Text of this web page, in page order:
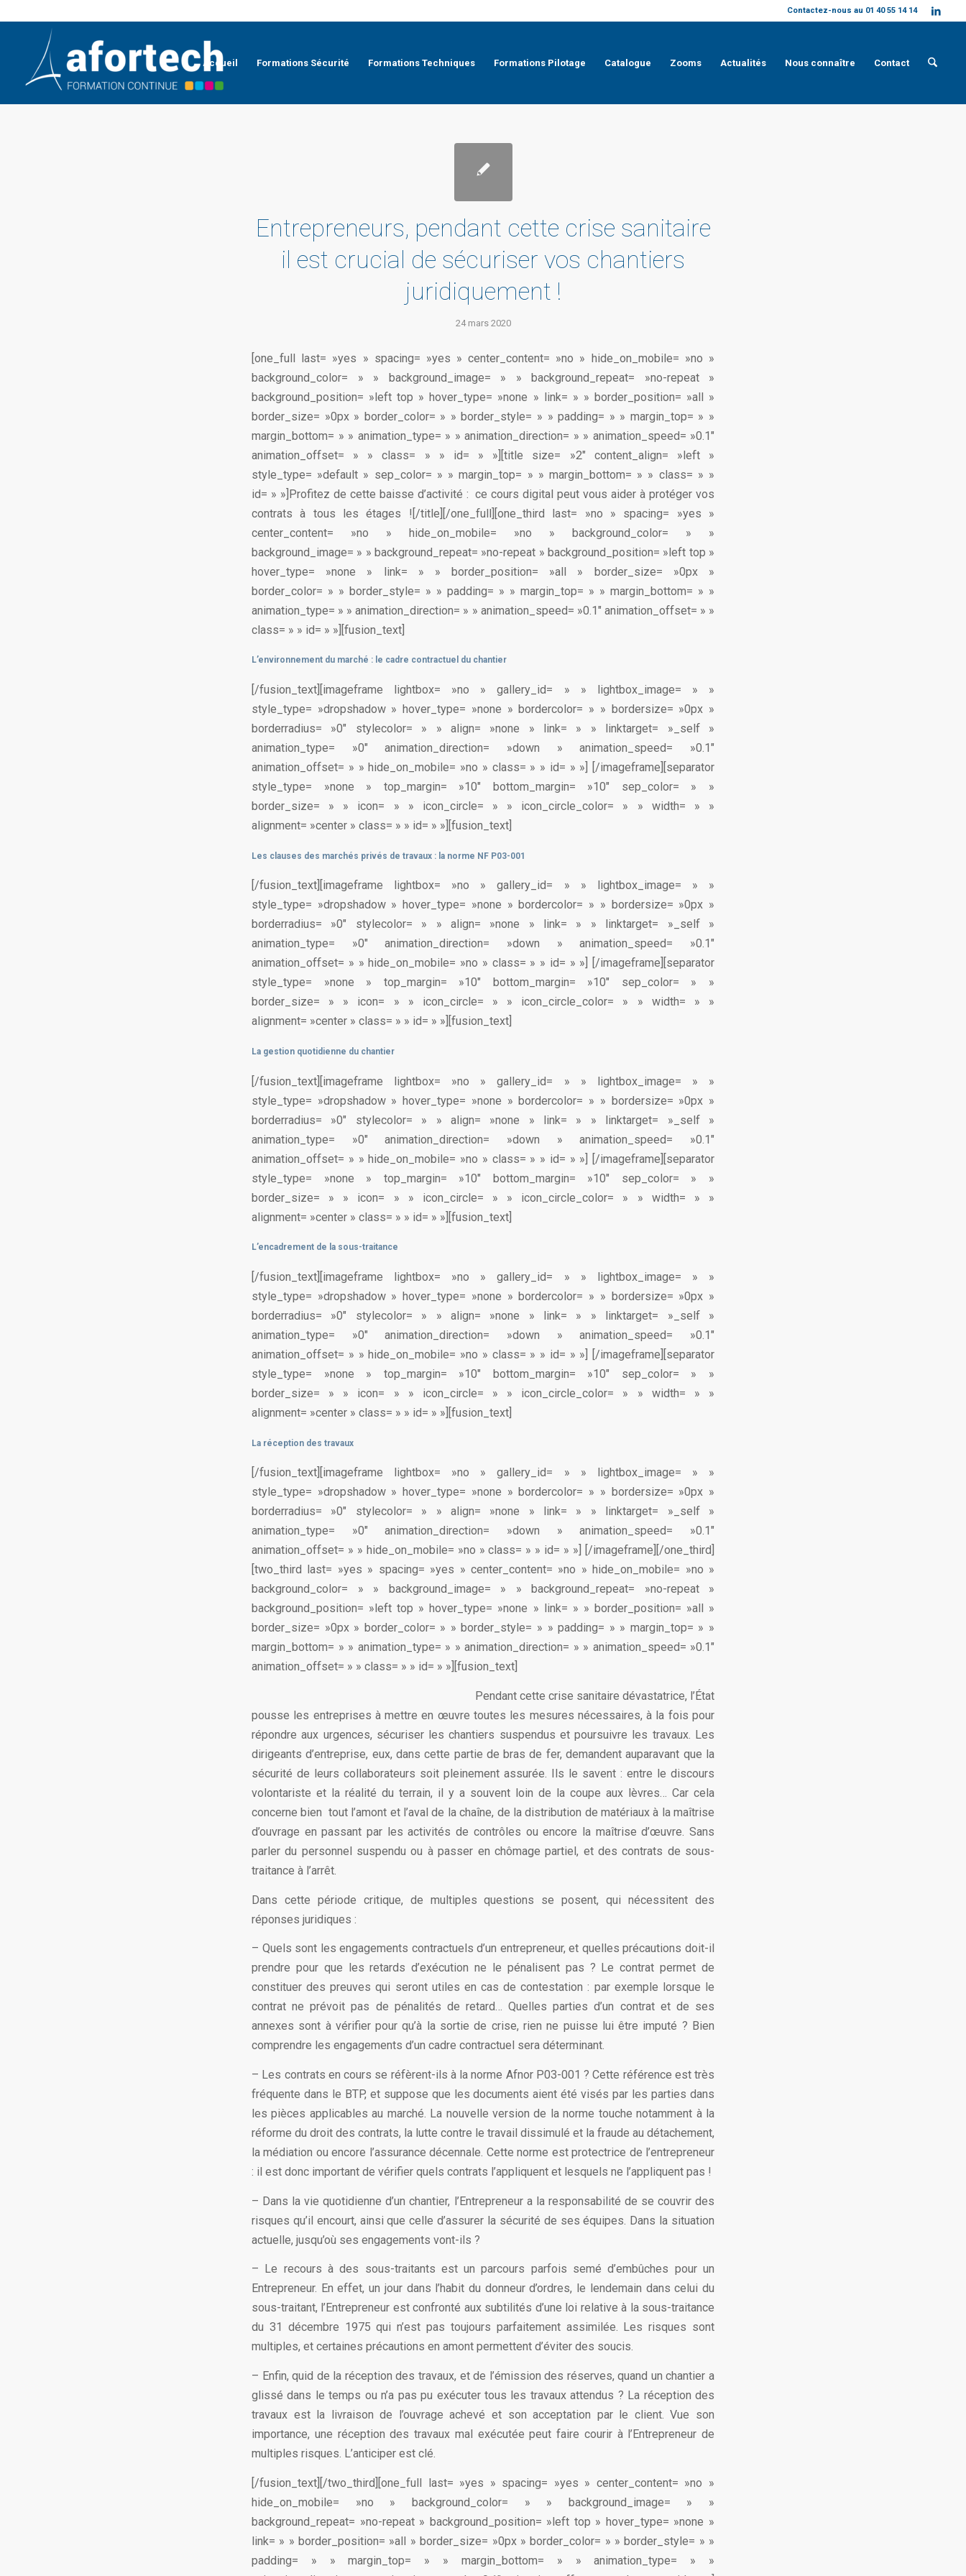
Contactez-nous au 01 40 55 14 14
Accueil Formations Sécurité Formations Techniques Formations Pilotage Catalogue Zooms Actualités Nous connaître Contact
Entrepreneurs, pendant cette crise sanitaire
il est crucial de sécuriser vos chantiers
juridiquement !
24 mars 2020
[one_full last= »yes » spacing= »yes » center_content= »no » hide_on_mobile= »no »
background_color= » » background_image= » » background_repeat= »no-repeat »
background_position= »left top » hover_type= »none » link= » » border_position= »all »
border_size= »0px » border_color= » » border_style= » » padding= » » margin_top= » »
margin_bottom= » » animation_type= » » animation_direction= » » animation_speed= »0.1″
animation_offset= » » class= » » id= » »][title size= »2″ content_align= »left »
style_type= »default » sep_color= » » margin_top= » » margin_bottom= » » class= » »
id= » »]Profitez de cette baisse d’activité : ce cours digital peut vous aider à protéger vos
contrats à tous les étages ![/title][/one_full][one_third last= »no » spacing= »yes »
center_content= »no » hide_on_mobile= »no » background_color= » »
background_image= » » background_repeat= »no-repeat » background_position= »left top »
hover_type= »none » link= » » border_position= »all » border_size= »0px »
border_color= » » border_style= » » padding= » » margin_top= » » margin_bottom= » »
animation_type= » » animation_direction= » » animation_speed= »0.1″ animation_offset= » »
class= » » id= » »][fusion_text]
L’environnement du marché : le cadre contractuel du chantier
[/fusion_text][imageframe lightbox= »no » gallery_id= » » lightbox_image= » »
style_type= »dropshadow » hover_type= »none » bordercolor= » » bordersize= »0px »
borderradius= »0″ stylecolor= » » align= »none » link= » » linktarget= »_self »
animation_type= »0″ animation_direction= »down » animation_speed= »0.1″
animation_offset= » » hide_on_mobile= »no » class= » » id= » »] [/imageframe][separator
style_type= »none » top_margin= »10″ bottom_margin= »10″ sep_color= » »
border_size= » » icon= » » icon_circle= » » icon_circle_color= » » width= » »
alignment= »center » class= » » id= » »][fusion_text]
Les clauses des marchés privés de travaux : la norme NF P03-001
[/fusion_text][imageframe lightbox= »no » gallery_id= » » lightbox_image= » »
style_type= »dropshadow » hover_type= »none » bordercolor= » » bordersize= »0px »
borderradius= »0″ stylecolor= » » align= »none » link= » » linktarget= »_self »
animation_type= »0″ animation_direction= »down » animation_speed= »0.1″
animation_offset= » » hide_on_mobile= »no » class= » » id= » »]
[/imageframe][separator
style_type= »none » top_margin= »10″ bottom_margin= »10″ sep_color= » »
border_size= » » icon= » » icon_circle= » » icon_circle_color= » » width= » »
alignment= »center » class= » » id= » »][fusion_text]
La gestion quotidienne du chantier
[/fusion_text][imageframe lightbox= »no » gallery_id= » » lightbox_image= » »
style_type= »dropshadow » hover_type= »none » bordercolor= » » bordersize= »0px »
borderradius= »0″ stylecolor= » » align= »none » link= » » linktarget= »_self »
animation_type= »0″ animation_direction= »down » animation_speed= »0.1″
animation_offset= » » hide_on_mobile= »no » class= » » id= » »] [/imageframe][separator
style_type= »none » top_margin= »10″ bottom_margin= »10″ sep_color= » »
border_size= » » icon= » » icon_circle= » » icon_circle_color= » » width= » »
alignment= »center » class= » » id= » »][fusion_text]
L’encadrement de la sous-traitance
[/fusion_text][imageframe lightbox= »no » gallery_id= » » lightbox_image= » »
style_type= »dropshadow » hover_type= »none » bordercolor= » » bordersize= »0px »
borderradius= »0″ stylecolor= » » align= »none » link= » » linktarget= »_self »
animation_type= »0″ animation_direction= »down » animation_speed= »0.1″
animation_offset= » » hide_on_mobile= »no » class= » » id= » »] [/imageframe][separator
style_type= »none » top_margin= »10″ bottom_margin= »10″ sep_color= » »
border_size= » » icon= » » icon_circle= » » icon_circle_color= » » width= » »
alignment= »center » class= » » id= » »][fusion_text]
La réception des travaux
[/fusion_text][imageframe lightbox= »no » gallery_id= » » lightbox_image= » »
style_type= »dropshadow » hover_type= »none » bordercolor= » » bordersize= »0px »
borderradius= »0″ stylecolor= » » align= »none » link= » » linktarget= »_self »
animation_type= »0″ animation_direction= »down » animation_speed= »0.1″
animation_offset= » » hide_on_mobile= »no » class= » » id= » »]
[/imageframe][/one_third]
[two_third last= »yes » spacing= »yes » center_content= »no » hide_on_mobile= »no »
background_color= » » background_image= » » background_repeat= »no-repeat »
background_position= »left top » hover_type= »none » link= » » border_position= »all »
border_size= »0px » border_color= » » border_style= » » padding= » » margin_top= » »
margin_bottom= » » animation_type= » » animation_direction= » » animation_speed= »0.1″
animation_offset= » » class= » » id= » »][fusion_text]
Pendant cette crise sanitaire dévastatrice, l’État
pousse les entreprises à mettre en œuvre toutes les mesures nécessaires, à la fois pour
répondre aux urgences, sécuriser les chantiers suspendus et poursuivre les travaux. Les
dirigeants d’entreprise, eux, dans cette partie de bras de fer, demandent auparavant que la
sécurité de leurs collaborateurs soit pleinement assurée. Ils le savent : entre le discours
volontariste et la réalité du terrain, il y a souvent loin de la coupe aux lèvres… Car cela
concerne bien tout l’amont et l’aval de la chaîne, de la distribution de matériaux à la maîtrise
d’ouvrage en passant par les activités de contrôles ou encore la maîtrise d’œuvre. Sans
parler du personnel suspendu ou à passer en chômage partiel, et des contrats de sous-
traitance à l’arrêt.
Dans cette période critique, de multiples questions se posent, qui nécessitent des
réponses juridiques :
– Quels sont les engagements contractuels d’un entrepreneur, et quelles précautions doit-il
prendre pour que les retards d’exécution ne le pénalisent pas ? Le contrat permet de
constituer des preuves qui seront utiles en cas de contestation : par exemple lorsque le
contrat ne prévoit pas de pénalités de retard… Quelles parties d’un contrat et de ses
annexes sont à vérifier pour qu’à la sortie de crise, rien ne puisse lui être imputé ? Bien
comprendre les engagements d’un cadre contractuel sera déterminant.
– Les contrats en cours se réfèrent-ils à la norme Afnor P03-001 ? Cette référence est très
fréquente dans le BTP, et suppose que les documents aient été visés par les parties dans
les pièces applicables au marché. La nouvelle version de la norme touche notamment à la
réforme du droit des contrats, la lutte contre le travail dissimulé et la fraude au détachement,
la médiation ou encore l’assurance décennale. Cette norme est protectrice de l’entrepreneur
: il est donc important de vérifier quels contrats l’appliquent et lesquels ne l’appliquent pas !
– Dans la vie quotidienne d’un chantier, l’Entrepreneur a la responsabilité de se couvrir des
risques qu’il encourt, ainsi que celle d’assurer la sécurité de ses équipes. Dans la situation
actuelle, jusqu’où ses engagements vont-ils ?
– Le recours à des sous-traitants est un parcours parfois semé d’embûches pour un
Entrepreneur. En effet, un jour dans l’habit du donneur d’ordres, le lendemain dans celui du
sous-traitant, l’Entrepreneur est confronté aux subtilités d’une loi relative à la sous-traitance
du 31 décembre 1975 qui n’est pas toujours parfaitement assimilée. Les risques sont
multiples, et certaines précautions en amont permettent d’éviter des soucis.
– Enfin, quid de la réception des travaux, et de l’émission des réserves, quand un chantier a
glissé dans le temps ou n’a pas pu exécuter tous les travaux attendus ? La réception des
travaux est la livraison de l’ouvrage achevé et son acceptation par le client. Vue son
importance, une réception des travaux mal exécutée peut faire courir à l’Entrepreneur de
multiples risques. L’anticiper est clé.
[/fusion_text][/two_third][one_full last= »yes » spacing= »yes » center_content= »no »
hide_on_mobile= »no » background_color= » » background_image= » »
background_repeat= »no-repeat » background_position= »left top » hover_type= »none »
link= » » border_position= »all » border_size= »0px » border_color= » » border_style= » »
padding= » » margin_top= » » margin_bottom= » » animation_type= » »